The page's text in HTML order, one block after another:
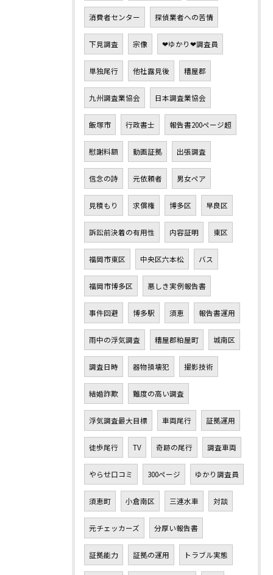
消費者センター 探偵業者への苦情
下見調査 宗像 ❤ゆかり❤調査員
単独尾行 他社露見後 糟屋郡
九州調査業協会 日本調査業協会
飯塚市 行政書士 報告書200ページ超
慰謝料額 動画証拠 出張調査
信念の詩 元依頼者 男女ペア
見積もり 求償権 博多区 早良区
訴訟前決着の有用性 内容証明 東区
福岡市東区 中央区六本松 バス
福岡市博多区 悪しき実例報告書
事件回避 博多駅 須恵 報告書運用
雨中の浮気調査 糟屋郡粕屋町 城南区
調査日時 器物損壊犯 撮影技術
結婚詐欺 難度の高い調査
浮気調査最大目標 車両尾行 証拠運用
徒歩尾行 TV 奇跡の尾行 調査車両
やらせ口コミ 300ページ ゆかり調査員
須恵町 小倉南区 三連水車 対談
元チェッカーズ 分厚い報告書
証拠能力 証拠の運用 トラブル実態